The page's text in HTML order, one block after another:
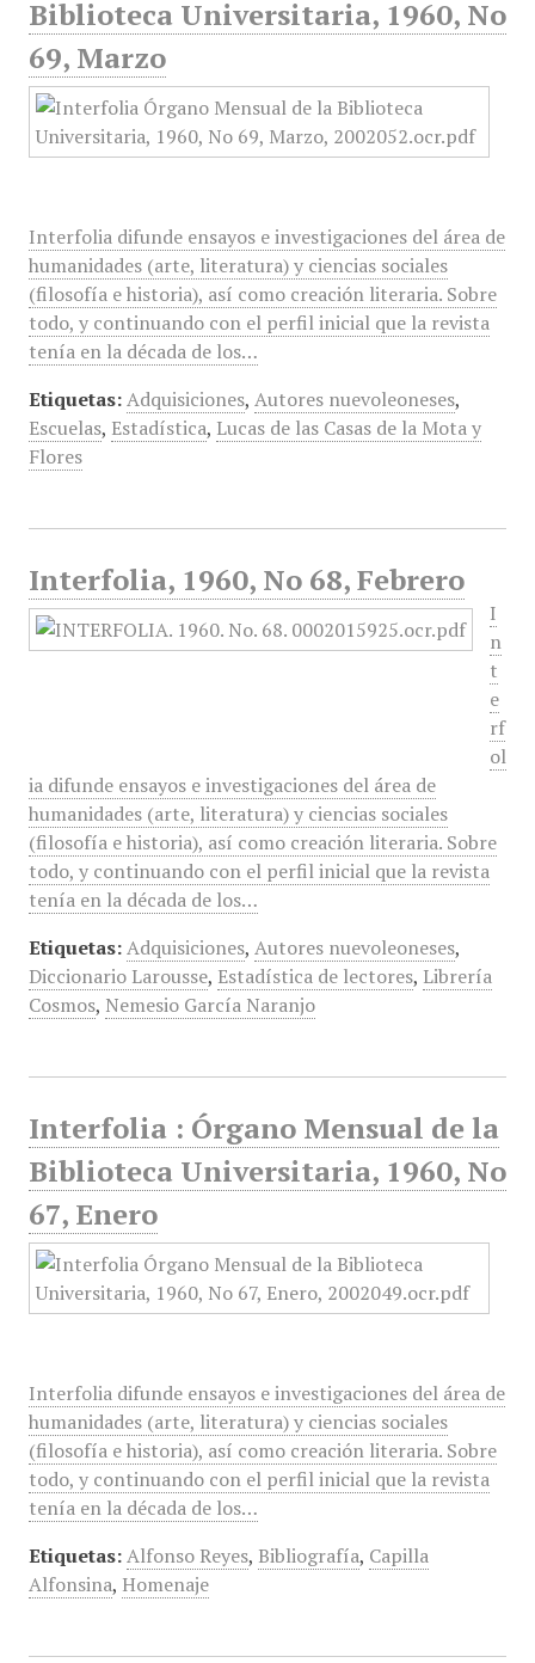
Biblioteca Universitaria, 1960, No
69, Marzo
Interfolia difunde ensayos e investigaciones del área de
humanidades (arte, literatura) y ciencias sociales
(filosofía e historia), así como creación literaria. Sobre
todo, y continuando con el perfil inicial que la revista
tenía en la década de los…
Etiquetas: Adquisiciones, Autores nuevoleoneses,
Escuelas, Estadística, Lucas de las Casas de la Mota y
Flores
Interfolia, 1960, No 68, Febrero
I
n
t
e
rf
ol
ia difunde ensayos e investigaciones del área de
humanidades (arte, literatura) y ciencias sociales
(filosofía e historia), así como creación literaria. Sobre
todo, y continuando con el perfil inicial que la revista
tenía en la década de los…
Etiquetas: Adquisiciones, Autores nuevoleoneses,
Diccionario Larousse, Estadística de lectores, Librería
Cosmos, Nemesio García Naranjo
Interfolia : Órgano Mensual de la
Biblioteca Universitaria, 1960, No
67, Enero
Interfolia difunde ensayos e investigaciones del área de
humanidades (arte, literatura) y ciencias sociales
(filosofía e historia), así como creación literaria. Sobre
todo, y continuando con el perfil inicial que la revista
tenía en la década de los…
Etiquetas: Alfonso Reyes, Bibliografía, Capilla
Alfonsina, Homenaje